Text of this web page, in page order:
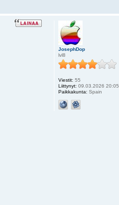
JosephDop
lvl8
Viestit: 55
Liittynyt: 09.03.2026 20:05
Paikkakunta: Spain